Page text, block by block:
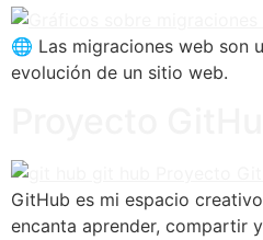
🌐 Las migraciones web son
evolución de un sitio web.
GitHub es mi espacio
encanta aprender, compartir